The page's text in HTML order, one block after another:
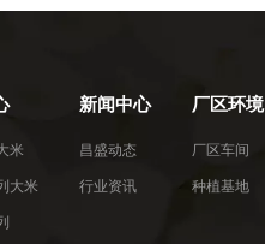
米
大米
新闻中心
昌盛动态
行业资讯
厂区环境
厂区车间
种植基地